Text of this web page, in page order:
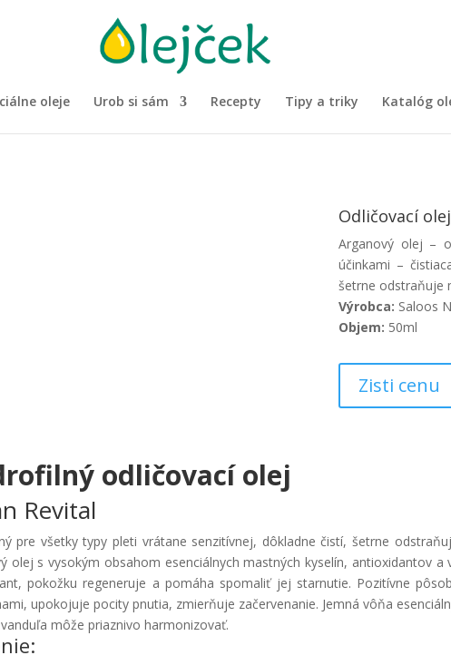
oleje Urob si sám Recepty Tipy a triky Katalóg
Odličovací
Arganový olej –
účinkami –
šetrne odstraňuje
Výrobca: Saloos
Objem: 50ml
Zisti cenu
odličovací olej
Revital
pre všetky typy pleti vrátane senzitívnej, dôkladne čistí, šetrne
olej s vysokým obsahom esenciálnych mastných kyselín, antioxidantov
pokožku regeneruje a pomáha spomaliť jej starnutie. Pozitívne
upokojuje pocity pnutia, zmierňuje začervenanie. Jemná vôňa
môže priaznivo harmonizovať.